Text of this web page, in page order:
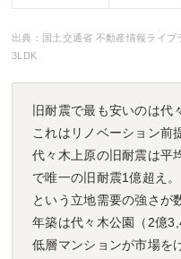
出典：国土交通省 不動産情報ライ
3LDK
旧耐震で最も安いのは代
これはリノベーション前
代々木上原の旧耐震は平
で唯一の旧耐震1億超え
という立地需要の強さが
年築は代々木公園（2億
低層マンションが市場を